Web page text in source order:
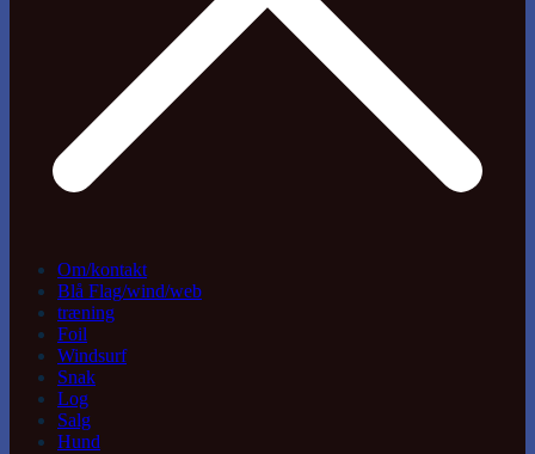
Om/kontakt
Blå Flag/wind/web
træning
Foil
Windsurf
Snak
Log
Salg
Hund